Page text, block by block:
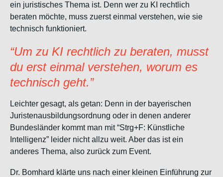
ein juristisches Thema ist. Denn wer zu KI rechtlich
beraten möchte, muss zuerst einmal verstehen, wie sie
technisch funktioniert.
“Um zu KI rechtlich zu beraten, musst
du erst einmal verstehen, worum es
technisch geht.”
Leichter gesagt, als getan: Denn in der bayerischen
Juristenausbildungsordnung oder in denen anderer
Bundesländer kommt man mit “Strg+F: Künstliche
Intelligenz” leider nicht allzu weit. Aber das ist ein
anderes Thema, also zurück zum Event.
Dr. Bomhard klärte uns nach einer kleinen Einführung zur